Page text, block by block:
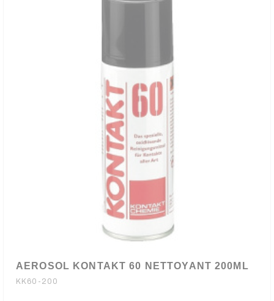
AEROSOL KONTAKT 60 NETTOYANT 200ML
KK60-200